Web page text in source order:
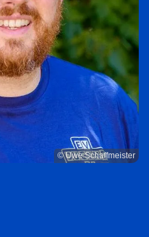
© Uwe Schaffmeister